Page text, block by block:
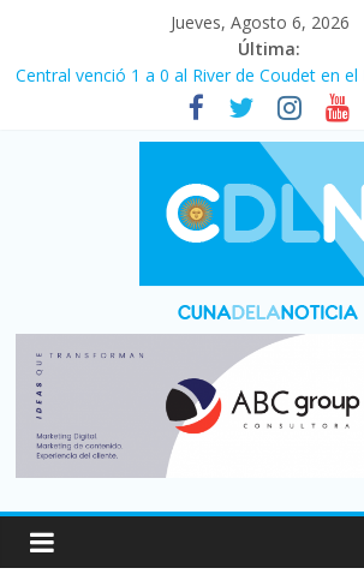
Jueves, Agosto 6, 2026
Última:
Central venció 1 a 0 al River de Coudet en
La morosidad alcanzó su nivel más alto en
afecta a 400 mil deudores en Santa Fe
Desde que asumió Milei cerraron 41.000
denuncia crisis como en 2001
Vacaciones de invierno con más
turístico: 4,6 millones de personas viajaron
Fuerte caída de la venta de autos usados en